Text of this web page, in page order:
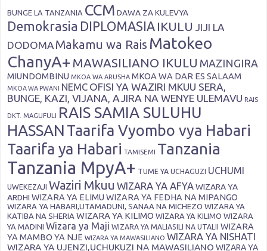
BUNGE LA TANZANIA CCM DAWA ZA KULEVYA
Demokrasia DIPLOMASIA IKULU JIJI LA
DODOMA Makamu wa Rais Matokeo
ChanyA+ MAWASILIANO IKULU MAZINGIRA
MIUNDOMBINU MKOA WA ARUSHA MKOA WA DAR ES SALAAM
MKOA WA PWANI NEMC OFISI YA WAZIRI MKUU SERA,
BUNGE, KAZI, VIJANA, AJIRA NA WENYE ULEMAVU RAIS
DKT. MAGUFULI RAIS SAMIA SULUHU
HASSAN Taarifa Vyombo vya Habari
Taarifa ya Habari TAMISEMI Tanzania
Tanzania MpyA+ TUME YA UCHAGUZI UCHUMI
UWEKEZAJI Waziri Mkuu WIZARA YA AFYA WIZARA YA
ARDHI WIZARA YA ELIMU WIZARA YA FEDHA NA MIPANGO
WIZARA YA HABARI,UTAMADUNI, SANAA NA MICHEZO WIZARA YA
KATIBA NA SHERIA WIZARA YA KILIMO WIZARA YA KILIMO WIZARA
YA MADINI Wizara ya Maji WIZARA YA MALIASILI NA UTALII WIZARA
YA MAMBO YA NJE WIZARA YA MAWASILIANO WIZARA YA NISHATI
WIZARA YA UJENZI,UCHUKUZI NA MAWASILIANO WIZARA YA